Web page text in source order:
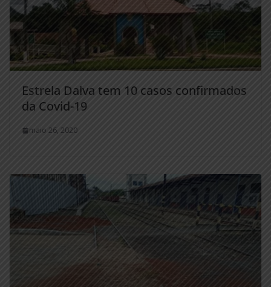
Estrela Dalva tem 10 casos confirmados
da Covid-19
maio 26, 2020